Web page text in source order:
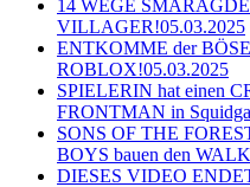
14 WEGE
VILLAGER!05.03.2025
ENTKOMME der
ROBLOX!05.03.2025
SPIELERIN hat einen
FRONTMAN in
SONS OF THE
BOYS bauen den
DIESES VIDEO